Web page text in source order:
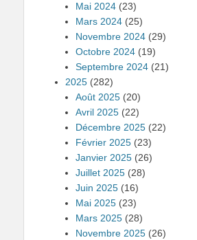
Mai 2024 (23)
Mars 2024 (25)
Novembre 2024 (29)
Octobre 2024 (19)
Septembre 2024 (21)
2025 (282)
Août 2025 (20)
Avril 2025 (22)
Décembre 2025 (22)
Février 2025 (23)
Janvier 2025 (26)
Juillet 2025 (28)
Juin 2025 (16)
Mai 2025 (23)
Mars 2025 (28)
Novembre 2025 (26)